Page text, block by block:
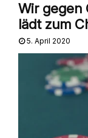
Wir gegen
lädt zum
5. April 2020